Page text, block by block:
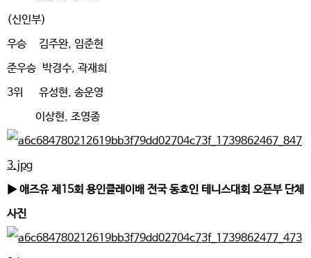
(신인부)
우승 김주완, 임준현
준우승 박경수, 곽재희
3위 유성현, 송운영
이상현, 조영종
▶ 애즈유 제15회 용인클레이배 전국 동호인 테니스대회 오픈부 단체
사진